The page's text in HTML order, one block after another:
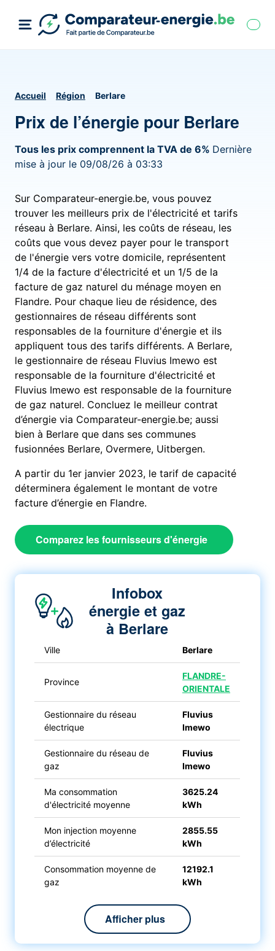
Accueil Région Berlare
Prix de l’énergie pour Berlare
Tous les prix comprennent la TVA de 6% Dernière
mise à jour le 09/08/26 à 03:33
Sur Comparateur-energie.be, vous pouvez
trouver les meilleurs prix de l'électricité et tarifs
réseau à Berlare. Ainsi, les coûts de réseau, les
coûts que vous devez payer pour le transport
de l'énergie vers votre domicile, représentent
1/4 de la facture d'électricité et un 1/5 de la
facture de gaz naturel du ménage moyen en
Flandre. Pour chaque lieu de résidence, des
gestionnaires de réseau différents sont
responsables de la fourniture d'énergie et ils
appliquent tous des tarifs différents. A Berlare,
le gestionnaire de réseau Fluvius Imewo est
responsable de la fourniture d'électricité et
Fluvius Imewo est responsable de la fourniture
de gaz naturel. Concluez le meilleur contrat
d’énergie via Comparateur-energie.be; aussi
bien à Berlare que dans ses communes
fusionnées Berlare, Overmere, Uitbergen.
A partir du 1er janvier 2023, le tarif de capacité
déterminera également le montant de votre
facture d’énergie en Flandre.
Comparez les fournisseurs d'énergie
Infobox
énergie et gaz
à Berlare
Ville Berlare
Province
FLANDRE-
ORIENTALE
Gestionnaire du réseau
électrique
Fluvius
Imewo
Gestionnaire du réseau de
gaz
Fluvius
Imewo
Ma consommation
d'électricité moyenne
3625.24
kWh
Mon injection moyenne
d’électricité
2855.55
kWh
Consommation moyenne de
gaz
12192.1
kWh
Afficher plus